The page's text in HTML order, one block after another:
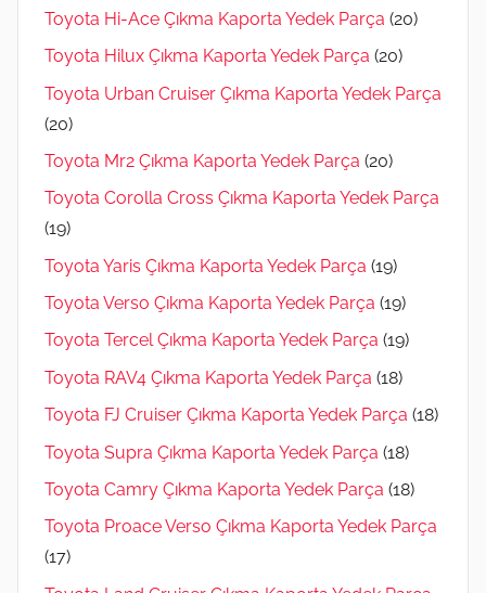
Toyota Hi-Ace Çıkma Kaporta Yedek Parça (20)
Toyota Hilux Çıkma Kaporta Yedek Parça (20)
Toyota Urban Cruiser Çıkma Kaporta Yedek Parça
(20)
Toyota Mr2 Çıkma Kaporta Yedek Parça (20)
Toyota Corolla Cross Çıkma Kaporta Yedek Parça
(19)
Toyota Yaris Çıkma Kaporta Yedek Parça (19)
Toyota Verso Çıkma Kaporta Yedek Parça (19)
Toyota Tercel Çıkma Kaporta Yedek Parça (19)
Toyota RAV4 Çıkma Kaporta Yedek Parça (18)
Toyota FJ Cruiser Çıkma Kaporta Yedek Parça (18)
Toyota Supra Çıkma Kaporta Yedek Parça (18)
Toyota Camry Çıkma Kaporta Yedek Parça (18)
Toyota Proace Verso Çıkma Kaporta Yedek Parça
(17)